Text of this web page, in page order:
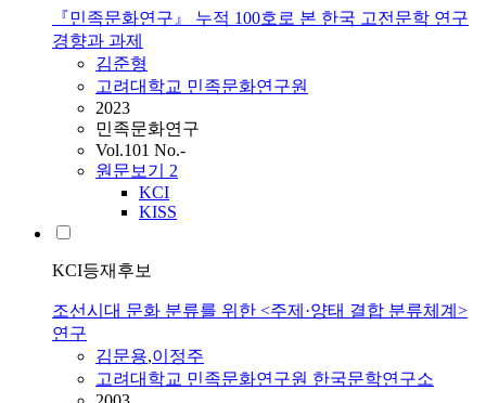
『민족문화연구』 누적 100호로 본 한국 고전문학 연구
경향과 과제
김준형
고려대학교 민족문화연구원
2023
민족문화연구
Vol.101 No.-
원문보기 2
KCI
KISS
KCI등재후보
조선시대 문화 분류를 위한 <주제·양태 결합 분류체계>
연구
김문용,이정주
고려대학교 민족문화연구원 한국문학연구소